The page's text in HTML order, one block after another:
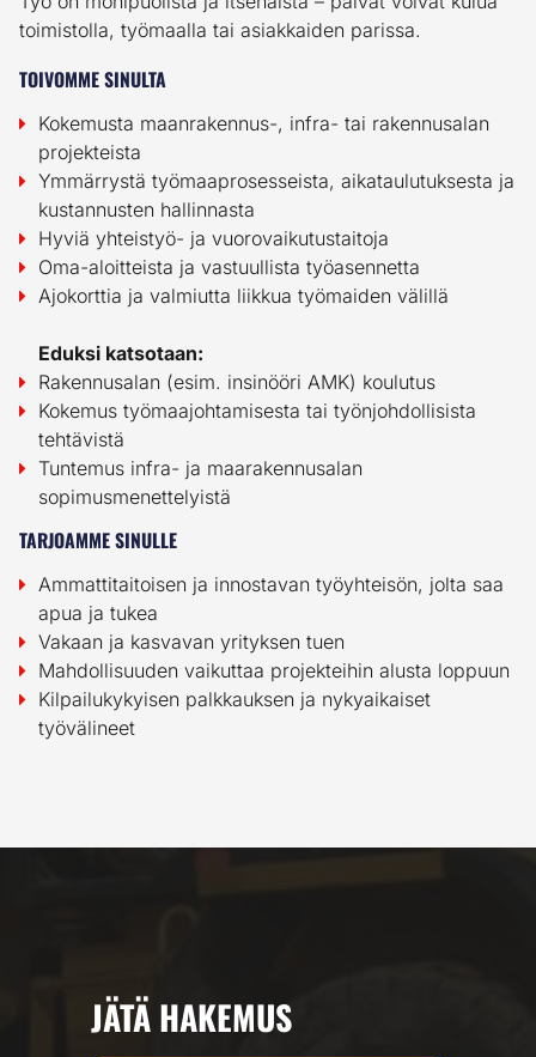
toimistolla, työmaalla tai asiakkaiden parissa.
TOIVOMME SINULTA
Kokemusta maanrakennus-, infra- tai rakennusalan
projekteista
Ymmärrystä työmaaprosesseista, aikataulutuksesta ja
kustannusten hallinnasta
Hyviä yhteistyö- ja vuorovaikutustaitoja
Oma-aloitteista ja vastuullista työasennetta
Ajokorttia ja valmiutta liikkua työmaiden välillä
Eduksi katsotaan:
Rakennusalan (esim. insinööri AMK) koulutus
Kokemus työmaajohtamisesta tai työnjohdollisista
tehtävistä
Tuntemus infra- ja maarakennusalan
sopimusmenettelyistä
TARJOAMME SINULLE
Ammattitaitoisen ja innostavan työyhteisön, jolta saa
apua ja tukea
Vakaan ja kasvavan yrityksen tuen
Mahdollisuuden vaikuttaa projekteihin alusta loppuun
Kilpailukykyisen palkkauksen ja nykyaikaiset
työvälineet
JÄTÄ HAKEMUS